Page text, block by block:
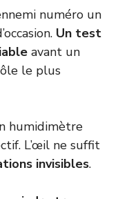
numéro un
Un test
avant un
le plus
humidimètre
L’œil ne suffit
invisibles.